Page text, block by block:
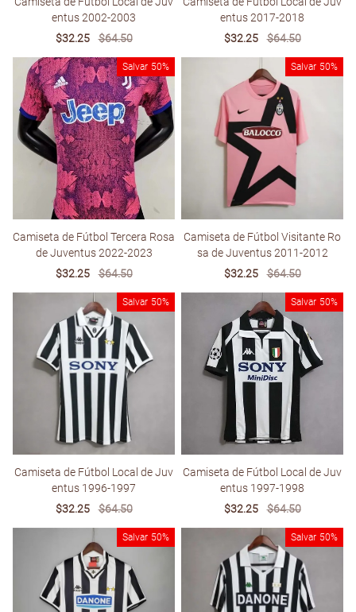
entus 2002-2003
Sale
$32.25
Regular
$64.50
entus 2017-2018
Sale
$32.25
Regular
$64.50
Salvar 50%
Camiseta de Fútbol Tercera Rosa
de Juventus 2022-2023
Sale
$32.25
Regular
$64.50
Salvar 50%
Camiseta de Fútbol Visitante Ro
sa de Juventus 2011-2012
Sale
$32.25
Regular
$64.50
Salvar 50%
Camiseta de Fútbol Local de Juv
entus 1996-1997
Sale
$32.25
Regular
$64.50
Salvar 50%
Camiseta de Fútbol Local de Juv
entus 1997-1998
Sale
$32.25
Regular
$64.50
Salvar 50% Salvar 50%